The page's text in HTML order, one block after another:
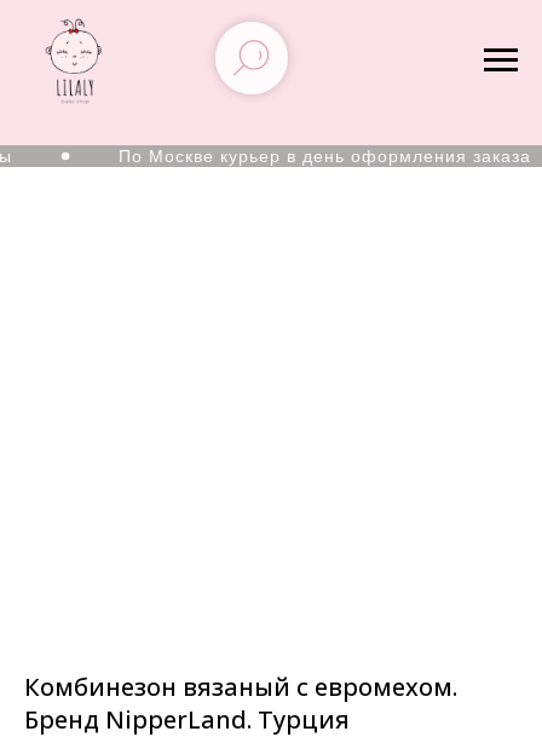
По Москве курьер в день оформления заказа
Комбинезон вязаный с евромехом.
Бренд NipperLand. Турция